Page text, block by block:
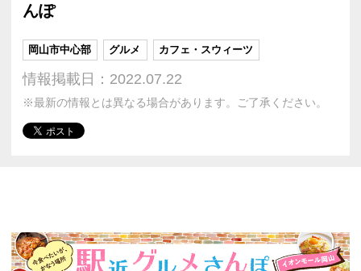
んぽ
岡山市中心部 グルメ カフェ・スウィーツ
情報掲載日：2022.07.22
※最新の情報とは異なる場合があります。ご了承ください。